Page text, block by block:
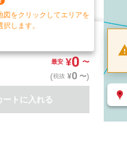
図をクリックしてエリアを
択します。
最安 ¥0 〜
(税抜 ¥0 〜)
ートに入れる